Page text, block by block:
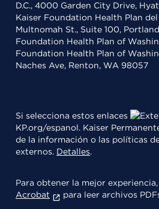
D.C., 4000 Garden City Drive,
Kaiser Foundation Health Plan
Multnomah St., Suite 100,
Foundation Health Plan of
Foundation Health Plan of
Naches Ave, Renton, WA 98057
Si selecciona estos enlaces
KP.org/espanol. Kaiser
de la información o las políticas
externos. Detalles.
Para obtener la mejor
Acrobat
para leer archivos